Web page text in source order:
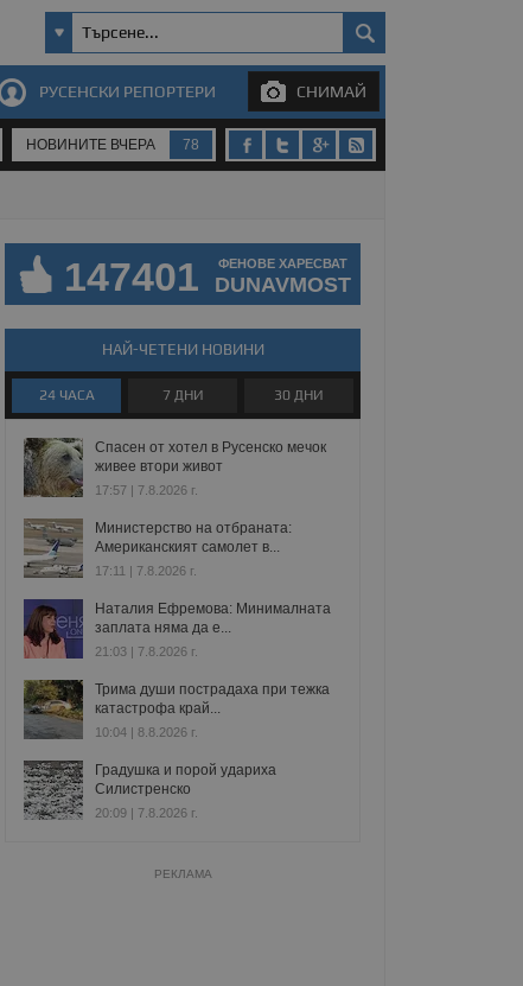
РУСЕНСКИ РЕПОРТЕРИ СНИМАЙ
НОВИНИТЕ ВЧЕРА 78
147401 ФЕНОВЕ ХАРЕСВАТ
DUNAVMOST
НАЙ-ЧЕТЕНИ НОВИНИ
24 ЧАСА 7 ДНИ 30 ДНИ
Спасен от хотел в Русенско мечок
живее втори живот
17:57 | 7.8.2026 г.
Министерство на отбраната:
Американският самолет в...
17:11 | 7.8.2026 г.
Наталия Ефремова: Минималната
заплата няма да е...
21:03 | 7.8.2026 г.
Трима души пострадаха при тежка
катастрофа край...
10:04 | 8.8.2026 г.
Градушка и порой удариха
Силистренско
20:09 | 7.8.2026 г.
РЕКЛАМА